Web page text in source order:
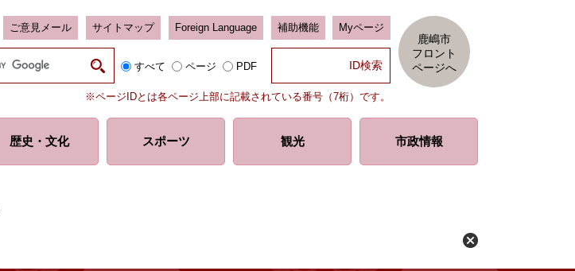
ご意見メール サイトマップ Foreign Language 補助機能 Myページ
すべて ページ PDF
※ページIDとは各ページ上部に記載されている番号（7桁）です。
鹿嶋市
フロント
ページへ
歴史・ 文化 スポーツ 観光 市政情報